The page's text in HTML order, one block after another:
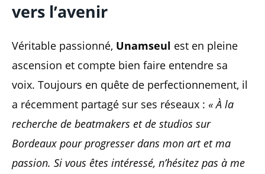
vers l’avenir
Véritable passionné, Unamseul est en pleine
ascension et compte bien faire entendre sa
voix. Toujours en quête de perfectionnement, il
a récemment partagé sur ses réseaux : « À la
recherche de beatmakers et de studios sur
Bordeaux pour progresser dans mon art et ma
passion. Si vous êtes intéressé, n’hésitez pas à me